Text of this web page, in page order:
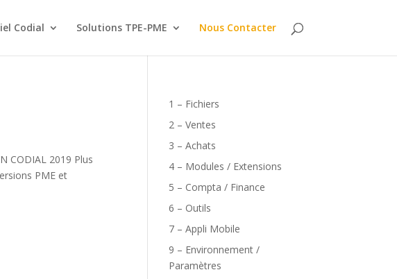
Codial Solutions TPE-PME Nous Contacter
CODIAL 2019 Plus
PME et
1 – Fichiers
2 – Ventes
3 – Achats
4 – Modules / Extensions
5 – Compta / Finance
6 – Outils
7 – Appli Mobile
9 – Environnement /
Paramètres